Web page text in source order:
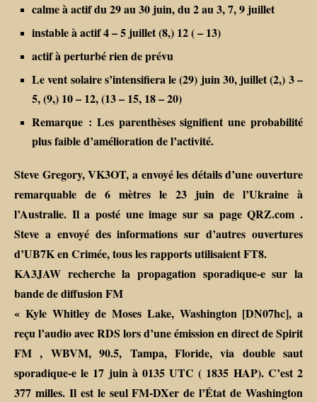
calme à actif du 29 au 30 juin, du 2 au 3, 7, 9 juillet
instable à actif 4 – 5 juillet (8,) 12 ( – 13)
actif à perturbé rien de prévu
Le vent solaire s’intensifiera le (29) juin 30, juillet (2,) 3 –
5, (9,) 10 – 12, (13 – 15, 18 – 20)
Remarque : Les parenthèses signifient une probabilité
plus faible d’amélioration de l’activité.
Steve Gregory, VK3OT, a envoyé les détails d’une ouverture
remarquable de 6 mètres le 23 juin de l’Ukraine à
l’Australie. Il a posté une image sur sa page QRZ.com .
Steve a envoyé des informations sur d’autres ouvertures
d’UB7K en Crimée, tous les rapports utilisaient FT8.
KA3JAW recherche la propagation sporadique-e sur la
bande de diffusion FM
« Kyle Whitley de Moses Lake, Washington [DN07hc], a
reçu l’audio avec RDS lors d’une émission en direct de Spirit
FM , WBVM, 90.5, Tampa, Floride, via double saut
sporadique-e le 17 juin à 0135 UTC ( 1835 HAP). C’est 2
377 milles. Il est le seul FM-DXer de l’État de Washington